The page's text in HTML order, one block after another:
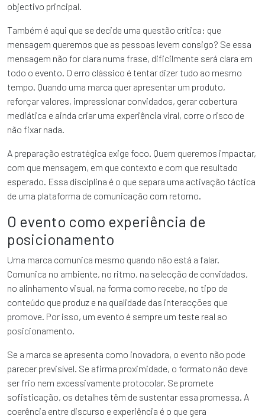
objectivo principal.
Também é aqui que se decide uma questão crítica: que
mensagem queremos que as pessoas levem consigo? Se essa
mensagem não for clara numa frase, dificilmente será clara em
todo o evento. O erro clássico é tentar dizer tudo ao mesmo
tempo. Quando uma marca quer apresentar um produto,
reforçar valores, impressionar convidados, gerar cobertura
mediática e ainda criar uma experiência viral, corre o risco de
não fixar nada.
A preparação estratégica exige foco. Quem queremos impactar,
com que mensagem, em que contexto e com que resultado
esperado. Essa disciplina é o que separa uma activação táctica
de uma plataforma de comunicação com retorno.
O evento como experiência de
posicionamento
Uma marca comunica mesmo quando não está a falar.
Comunica no ambiente, no ritmo, na selecção de convidados,
no alinhamento visual, na forma como recebe, no tipo de
conteúdo que produz e na qualidade das interacções que
promove. Por isso, um evento é sempre um teste real ao
posicionamento.
Se a marca se apresenta como inovadora, o evento não pode
parecer previsível. Se afirma proximidade, o formato não deve
ser frio nem excessivamente protocolar. Se promete
sofisticação, os detalhes têm de sustentar essa promessa. A
coerência entre discurso e experiência é o que gera